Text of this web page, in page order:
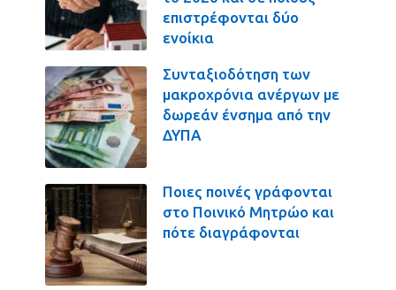
επιστρέφονται δύο
ενοίκια
Συνταξιοδότηση των
μακροχρόνια ανέργων με
δωρεάν ένσημα από την
ΔΥΠΑ
Ποιες ποινές γράφονται
στο Ποινικό Μητρώο και
πότε διαγράφονται